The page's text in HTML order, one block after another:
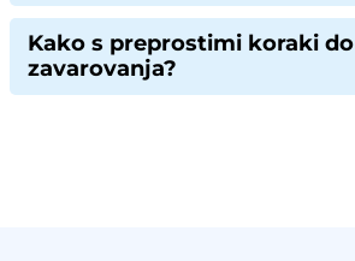
Kako s preprostimi koraki do
zavarovanja?